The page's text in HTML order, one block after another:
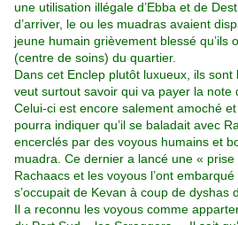
une utilisation illégale d’Ebba et de
d’arriver, le ou les muadras avaient
jeune humain grièvement blessé qu’ils
(centre de soins) du quartier.
Dans cet Enclep plutôt luxueux, ils
veut surtout savoir qui va payer la note
Celui-ci est encore salement amoché
pourra indiquer qu’il se baladait avec
encerclés par des voyous humains et
muadra. Ce dernier a lancé une «
Rachaacs et les voyous l’ont
s’occupait de Kevan à coup de dyshas
Il a reconnu les voyous comme